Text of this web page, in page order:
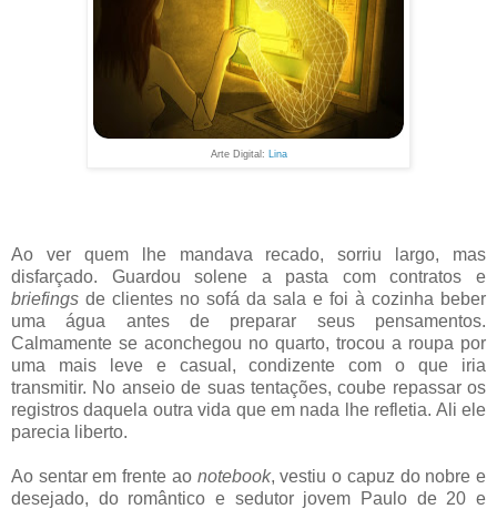
Arte Digital: Lina
Ao ver quem lhe mandava recado, sorriu largo, mas
disfarçado. Guardou solene a pasta com contratos e
briefings de clientes no sofá da sala e foi à cozinha beber
uma água antes de preparar seus pensamentos.
Calmamente se aconchegou no quarto, trocou a roupa por
uma mais leve e casual, condizente com o que iria
transmitir. No anseio de suas tentações, coube repassar os
registros daquela outra vida que em nada lhe refletia. Ali ele
parecia liberto.
Ao sentar em frente ao notebook, vestiu o capuz do nobre e
desejado, do romântico e sedutor jovem Paulo de 20 e